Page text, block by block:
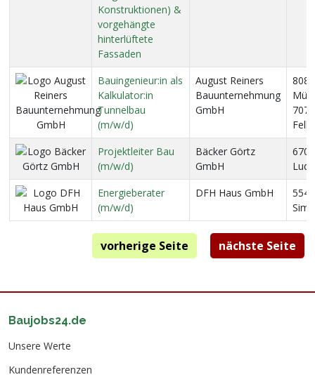
Konstruktionen) &
vorgehängte
hinterlüftete
Fassaden
Bauingenieur:in als
Kalkulator:in
Tunnelbau
(m/w/d)
August Reiners
Bauunternehmung
GmbH
Projektleiter Bau
(m/w/d)
Bäcker Görtz
GmbH
Energieberater
(m/w/d)
DFH Haus GmbH
vorherige Seite nächste Seite
Baujobs24.de
Unsere Werte
Kundenreferenzen